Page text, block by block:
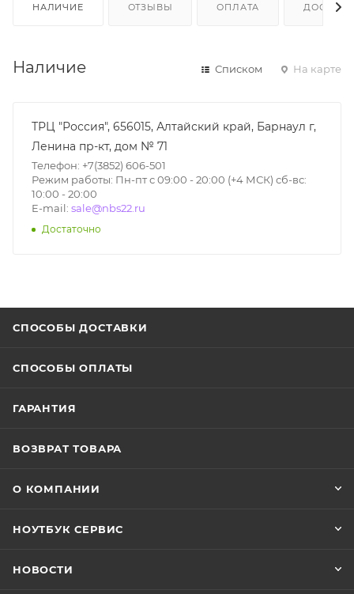
НАЛИЧИЕ ОТЗЫВЫ ОПЛАТА
Наличие Списком На карте
ТРЦ "Россия", 656015, Алтайский край, Барнаул г,
Ленина пр-кт, дом № 71
Телефон: +7(3852) 606-501
Режим работы: Пн-пт с 09:00 - 20:00 (+4 МСК) сб-вс:
10:00 - 20:00
E-mail: sale@nbs22.ru
Достаточно
СПОСОБЫ ДОСТАВКИ
СПОСОБЫ ОПЛАТЫ
ГАРАНТИЯ
ВОЗВРАТ ТОВАРА
О КОМПАНИИ
НОУТБУК СЕРВИС
НОВОСТИ